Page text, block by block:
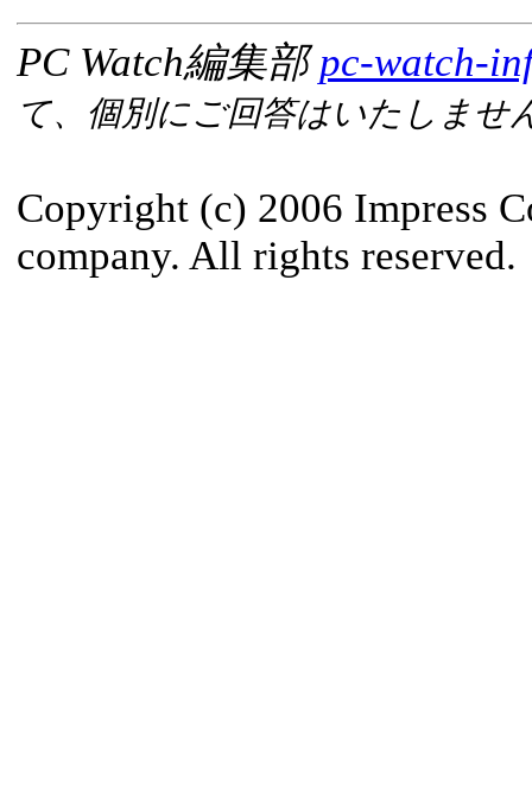
PC Watch編集部pc-watch-
て、個別にご回答はいたしませ
Copyright (c) 2006 Impress
company. All rights reserved.